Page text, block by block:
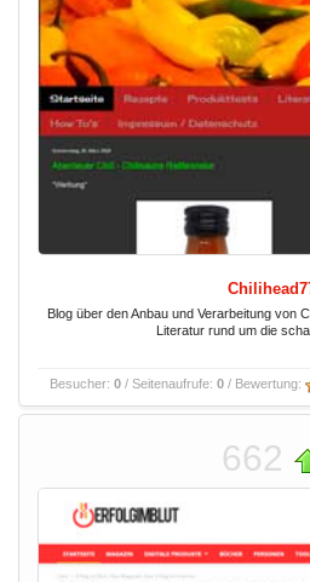
Blog über den Anbau und Verarbeitung von
Literatur rund um die
Besucher: 0/ Seitenaufrufe: 0/ Bewertung:
662